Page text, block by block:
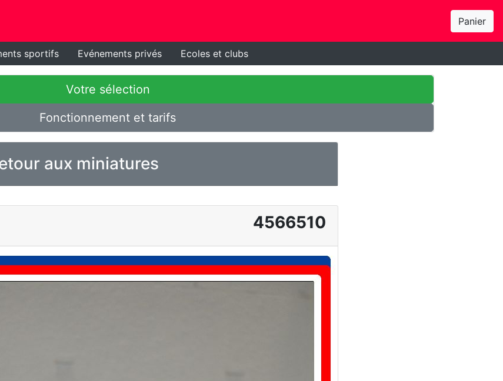
Panier
sportifs Evénements privés Ecoles et clubs
Votre sélection
Fonctionnement et tarifs
aux miniatures
4566510